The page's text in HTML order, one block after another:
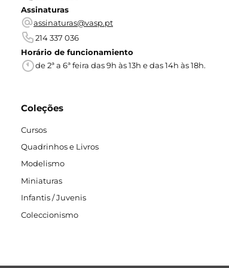
Assinaturas
assinaturas@vasp.pt
214 337 036
Horário de funcionamiento
de 2ª a 6ª feira das 9h às 13h e das 14h às 18h.
Coleções
Cursos
Quadrinhos e Livros
Modelismo
Miniaturas
Infantis / Juvenis
Coleccionismo